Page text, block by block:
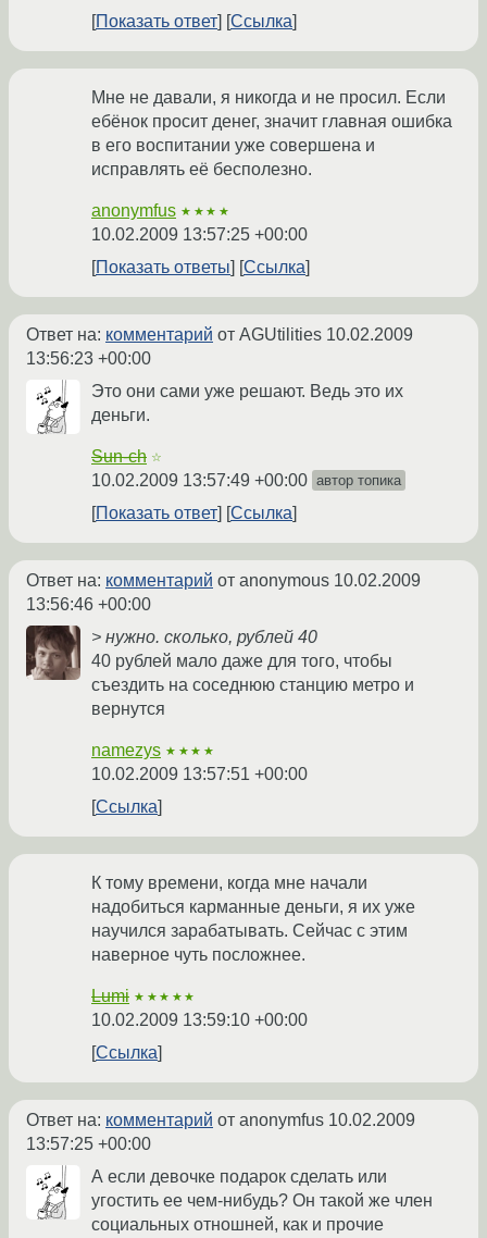
Показать ответ
Ссылка
Мне не давали, я никогда и не просил. Если
ебёнок просит денег, значит главная ошибка
в его воспитании уже совершена и
исправлять её бесполезно.
anonymfus ★★★★
10.02.2009 13:57:25 +00:00
Показать ответы
Ссылка
Ответ на: комментарий от AGUtilities 10.02.2009
13:56:23 +00:00
Это они сами уже решают. Ведь это их
деньги.
Sun-ch ☆
10.02.2009 13:57:49 +00:00 автор топика
Показать ответ Ссылка
Ответ на: комментарий от anonymous 10.02.2009
13:56:46 +00:00
> нужно. сколько, рублей 40
40 рублей мало даже для того, чтобы
съездить на соседнюю станцию метро и
вернутся
namezys ★★★★
10.02.2009 13:57:51 +00:00
Ссылка
К тому времени, когда мне начали
надобиться карманные деньги, я их уже
научился зарабатывать. Сейчас с этим
наверное чуть посложнее.
Lumi ★★★★★
10.02.2009 13:59:10 +00:00
Ссылка
Ответ на: комментарий от anonymfus 10.02.2009
13:57:25 +00:00
А если девочке подарок сделать или
угостить ее чем-нибудь? Он такой же член
социальных отношней, как и прочие